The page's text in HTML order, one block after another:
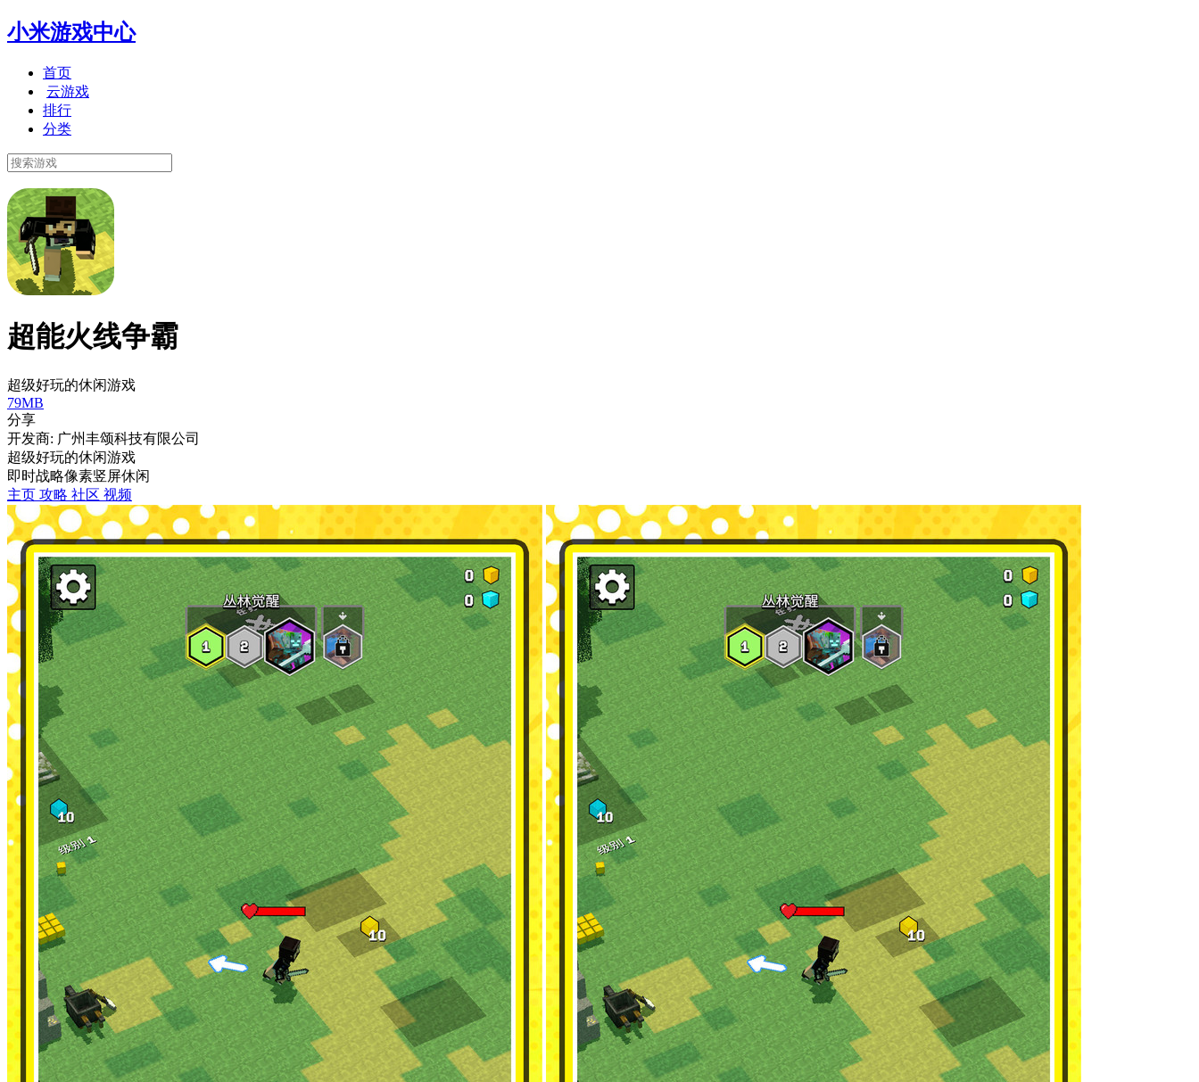
小米游戏中心
首页
云游戏
排行
分类
超能火线争霸
超级好玩的休闲游戏
79MB
分享
开发商: 广州丰颂科技有限公司
超级好玩的休闲游戏
即时战略像素竖屏休闲
主页 攻略 社区 视频